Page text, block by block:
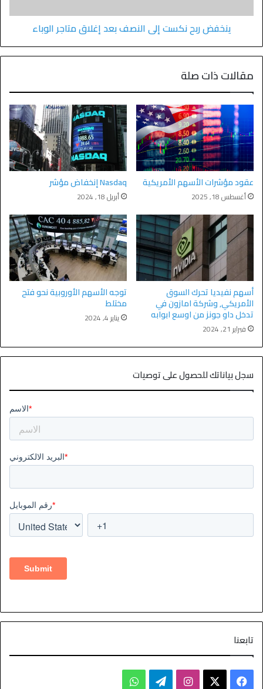
ينخفض ​​ربح نكست إلى النصف بعد إغلاق متاجر الوباء
مقالات ذات صلة
عقود مؤشرات الأسهم الأمريكية
أغسطس 18, 2025
Nasdaq إنخفاض مؤشر
أبريل 18, 2024
أسهم نفيديا تحرك السوق
الأمريكي, وشركة امازون في
تدخل داو جونز من اوسع ابوابه
فبراير 21, 2024
توجه الأسهم الأوروبية نحو فتح
مختلط
يناير 4, 2024
سجل بياناتك للحصول على توصيات
تابعنا